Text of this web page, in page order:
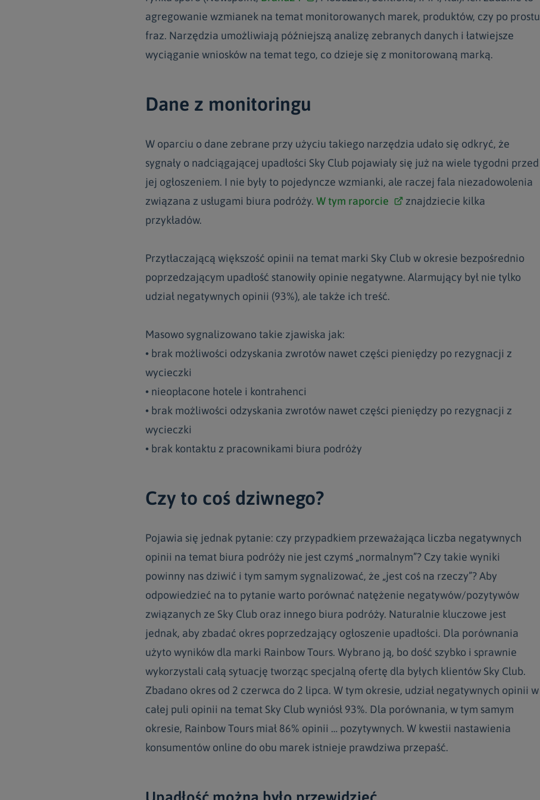
agregowanie wzmianek na temat monitorowanych marek, produktów, czy po prostu
fraz. Narzędzia umożliwiają późniejszą analizę zebranych danych i łatwiejsze
wyciąganie wniosków na temat tego, co dzieje się z monitorowaną marką.
Dane z monitoringu
W oparciu o dane zebrane przy użyciu takiego narzędzia udało się odkryć, że
sygnały o nadciągającej upadłości Sky Club pojawiały się już na wiele tygodni przed
jej ogłoszeniem. I nie były to pojedyncze wzmianki, ale raczej fala niezadowolenia
związana z usługami biura podróży. W tym raporcie
znajdziecie kilka
przykładów.
Przytłaczającą większość opinii na temat marki Sky Club w okresie bezpośrednio
poprzedzającym upadłość stanowiły opinie negatywne. Alarmujący był nie tylko
udział negatywnych opinii (93%), ale także ich treść.
Masowo sygnalizowano takie zjawiska jak:
• brak możliwości odzyskania zwrotów nawet części pieniędzy po rezygnacji z
wycieczki
• nieopłacone hotele i kontrahenci
• brak możliwości odzyskania zwrotów nawet części pieniędzy po rezygnacji z
wycieczki
• brak kontaktu z pracownikami biura podróży
Czy to coś dziwnego?
Pojawia się jednak pytanie: czy przypadkiem przeważająca liczba negatywnych
opinii na temat biura podróży nie jest czymś „normalnym”? Czy takie wyniki
powinny nas dziwić i tym samym sygnalizować, że „jest coś na rzeczy”? Aby
odpowiedzieć na to pytanie warto porównać natężenie negatywów/pozytywów
związanych ze Sky Club oraz innego biura podróży. Naturalnie kluczowe jest
jednak, aby zbadać okres poprzedzający ogłoszenie upadłości. Dla porównania
użyto wyników dla marki Rainbow Tours. Wybrano ją, bo dość szybko i sprawnie
wykorzystali całą sytuację tworząc specjalną ofertę dla byłych klientów Sky Club.
Zbadano okres od 2 czerwca do 2 lipca. W tym okresie, udział negatywnych opinii w
całej puli opinii na temat Sky Club wyniósł 93%. Dla porównania, w tym samym
okresie, Rainbow Tours miał 86% opinii … pozytywnych. W kwestii nastawienia
konsumentów online do obu marek istnieje prawdziwa przepaść.